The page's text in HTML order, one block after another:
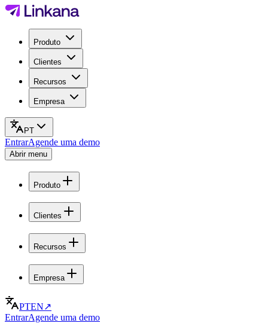
Produto
Clientes
Recursos
Empresa
PT
EntrarAgende uma demo
Abrir menu
Produto
Clientes
Recursos
Empresa
PTEN↗
EntrarAgende uma demo